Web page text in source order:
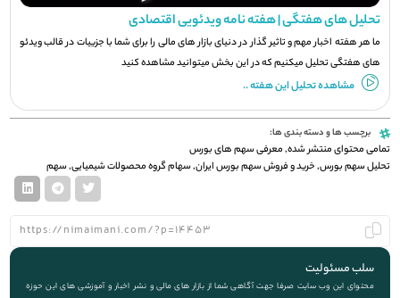
تحلیل های هفتگی | هفته نامه ویدئویی اقتصادی
ما هر هفته اخبار مهم و تاثیر گذار در دنیای بازار های مالی را برای شما با جزيیات در قالب ویدئو
های هفتگی تحلیل میکنیم که در این بخش میتوانید مشاهده کنید
مشاهده تحلیل این هفته ..
برچسب ها و دسته بندی ها:
تمامی محتوای منتشر شده,معرفی سهم های بورس
تحلیل سهم بورس,خرید و فروش سهم بورس ایران,سهام گروه محصولات شیمیایی,سهم
سلب مسئولیت
محتوای این وب سایت صرفا جهت آگاهی شما از بازار های مالی و نشر اخبار و آموزشی های این حوزه